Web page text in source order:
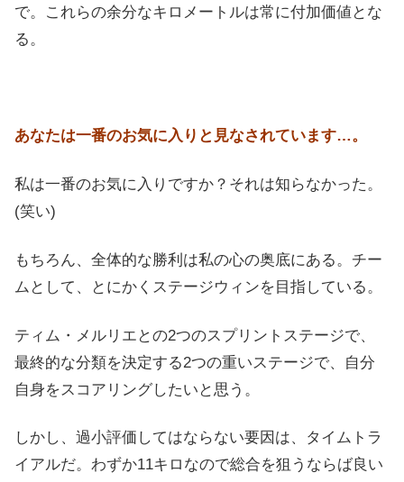
で。これらの余分なキロメートルは常に付加価値とな
る。
あなたは一番のお気に入りと見なされています…。
私は一番のお気に入りですか？それは知らなかった。
(笑い)
もちろん、全体的な勝利は私の心の奥底にある。チー
ムとして、とにかくステージウィンを目指している。
ティム・メルリエとの2つのスプリントステージで、
最終的な分類を決定する2つの重いステージで、自分
自身をスコアリングしたいと思う。
しかし、過小評価してはならない要因は、タイムトラ
イアルだ。わずか11キロなので総合を狙うならば良い